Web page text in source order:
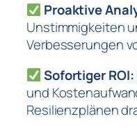
Proaktive
Unstimmigkeiten
Verbesserungen
Sofortiger ROI:
und
Resilienzplänen